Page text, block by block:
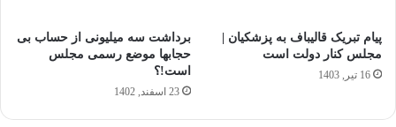
پیام تبریک قالیباف به پزشکیان |
مجلس کنار دولت است
16 تیر, 1403
برداشت سه میلیونی از حساب بی
حجابها موضع رسمی مجلس
است!؟
23 اسفند, 1402